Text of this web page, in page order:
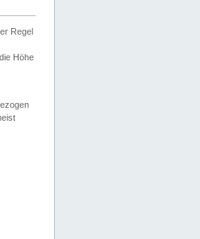
Regel
Höhe